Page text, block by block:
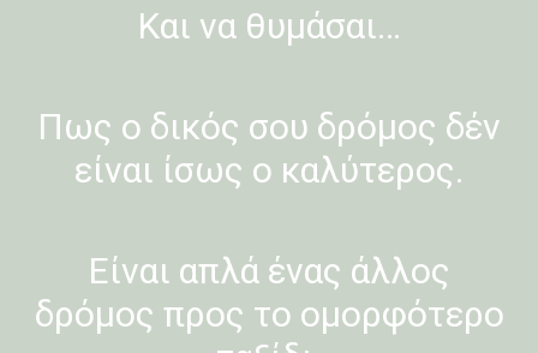
Και να θυμάσαι…
Πως ο δικός σου δρόμος δέν
είναι ίσως ο καλύτερος.
Είναι απλά ένας άλλος
δρόμος προς το ομορφότερο